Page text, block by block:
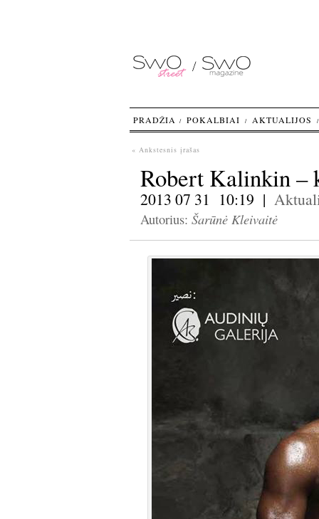
« Ankstesnis įrašas
Robert Kalinkin –
2013 07 31 10:19 |
Autorius: Šarūnė Kleivaitė
PRADŽIA POKALBIAI AKTUALIJOS